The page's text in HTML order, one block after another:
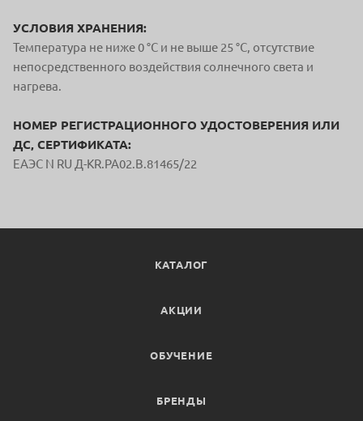
УСЛОВИЯ ХРАНЕНИЯ:
Температура не ниже 0 °С и не выше 25 °С, отсутствие
непосредственного воздействия солнечного света и
нагрева.
НОМЕР РЕГИСТРАЦИОННОГО УДОСТОВЕРЕНИЯ ИЛИ
ДС, СЕРТИФИКАТА:
ЕАЭС N RU Д-KR.РА02.В.81465/22
КАТАЛОГ
АКЦИИ
ОБУЧЕНИЕ
БРЕНДЫ